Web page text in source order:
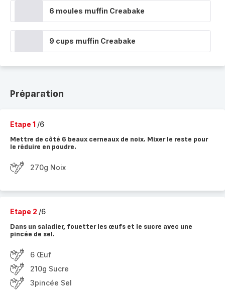
6 moules muffin Creabake
9 cups muffin Creabake
Préparation
Etape 1 /6
Mettre de côté 6 beaux cerneaux de noix. Mixer le reste pour
le réduire en poudre.
270g Noix
Etape 2 /6
Dans un saladier, fouetter les œufs et le sucre avec une
pincée de sel.
6 Œuf
210g Sucre
3pincée Sel